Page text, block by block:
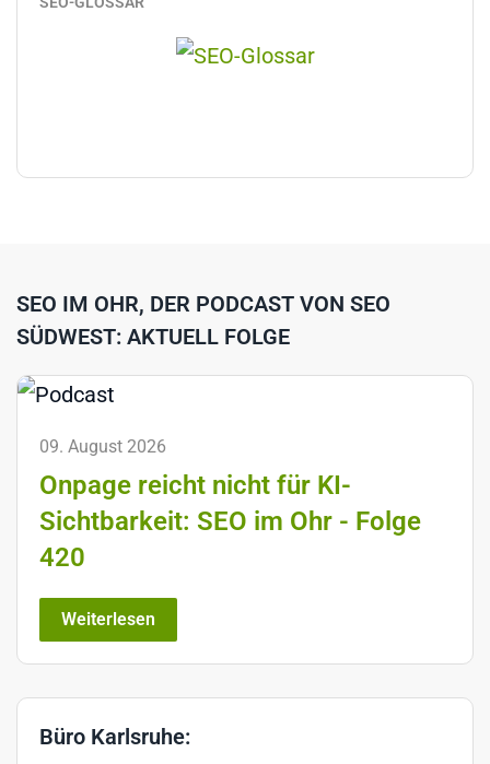
SEO IM OHR, DER PODCAST VON SEO
SÜDWEST: AKTUELL FOLGE
09. August 2026
Onpage reicht nicht für KI-
Sichtbarkeit: SEO im Ohr - Folge
420
Weiterlesen
Büro Karlsruhe: